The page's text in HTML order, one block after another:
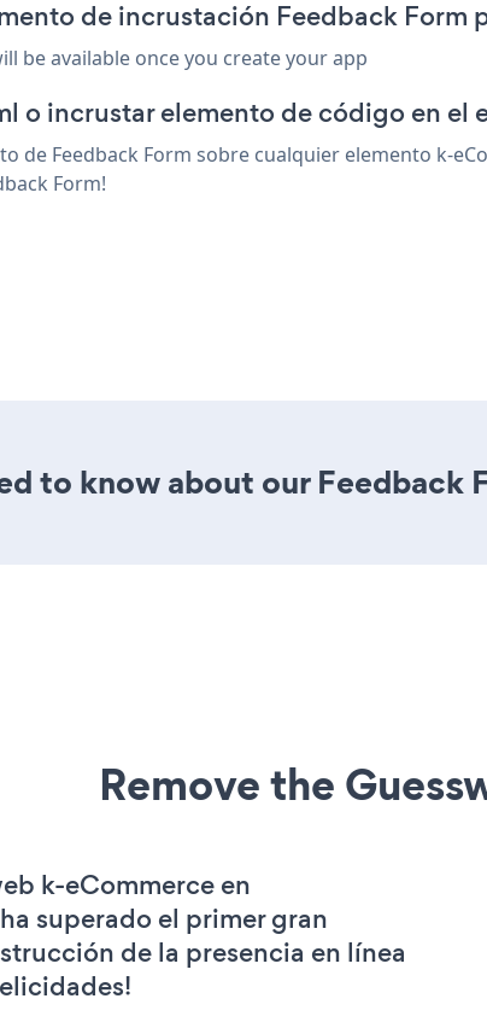
de incrustación Feedback Form
be available once you create your app
o incrustar elemento de código en el
de Feedback Form sobre cualquier elemento k-
Form!
to know about our Feedback
Remove the
k-eCommerce en
superado el primer gran
de la presencia en línea